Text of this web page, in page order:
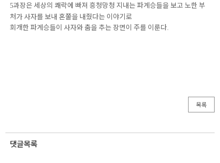
5과장은 세상의 쾌락에 빠져 흥청망청 지내는 파계승들을 보고 노한 부
처가 사자를 보내 혼쭐을 내줬다는 이야기로
회개한 파계승들이 사자와 춤을 추는 장면이 주를 이룬다.
목록
댓글목록